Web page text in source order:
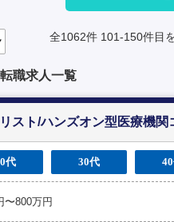
全1062件 101-150件目
職求人一覧
スト/ハンズオン型医療機関
代 30代
〜800万円